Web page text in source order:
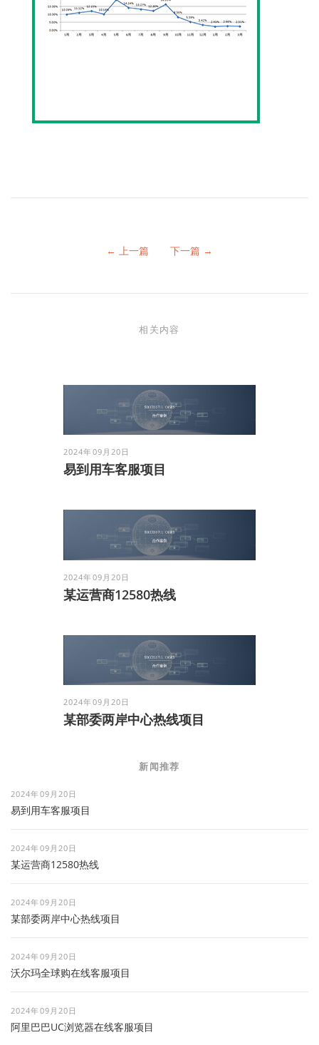
← 上一篇 下一篇 →
相关内容
2024年09月20日
易到用车客服项目
2024年09月20日
某运营商12580热线
2024年09月20日
某部委两岸中心热线项目
新闻推荐
2024年09月20日
易到用车客服项目
2024年09月20日
某运营商12580热线
2024年09月20日
某部委两岸中心热线项目
2024年09月20日
沃尔玛全球购在线客服项目
2024年09月20日
阿里巴巴UC浏览器在线客服项目